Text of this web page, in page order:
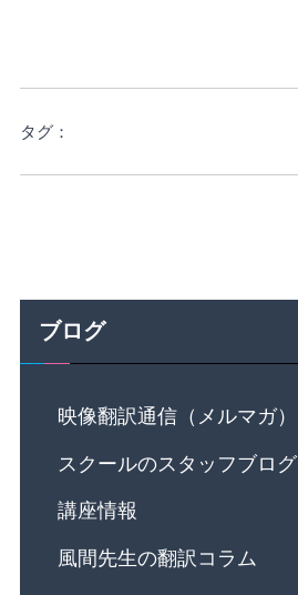
タグ：
ブログ
映像翻訳通信（メルマガ）
スクールのスタッフブログ
講座情報
風間先生の翻訳コラム